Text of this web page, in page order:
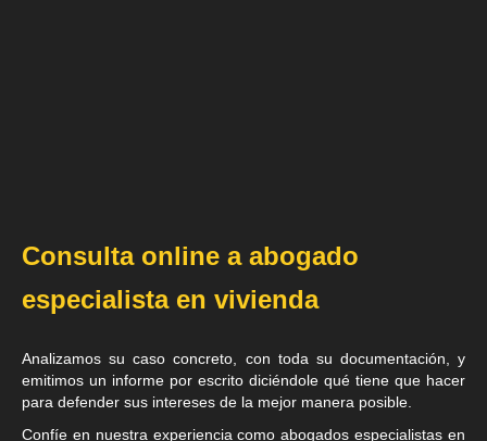
Consulta online a abogado
especialista en vivienda
Analizamos su caso concreto, con toda su documentación, y
emitimos un informe por escrito diciéndole qué tiene que hacer
para defender sus intereses de la mejor manera posible.
Confíe en nuestra experiencia comoabogados especialistas en